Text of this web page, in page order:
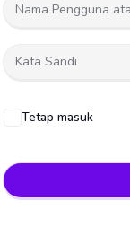
Tetap masuk